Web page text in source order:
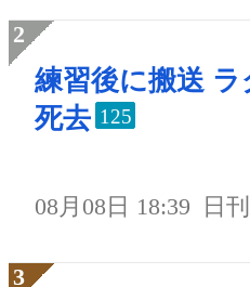
練習後に搬送
死去 125
08月08日 18:39 日